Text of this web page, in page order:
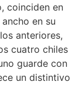
coinciden en
en su
anteriores,
cuatro chiles
guarde con
un distintivo